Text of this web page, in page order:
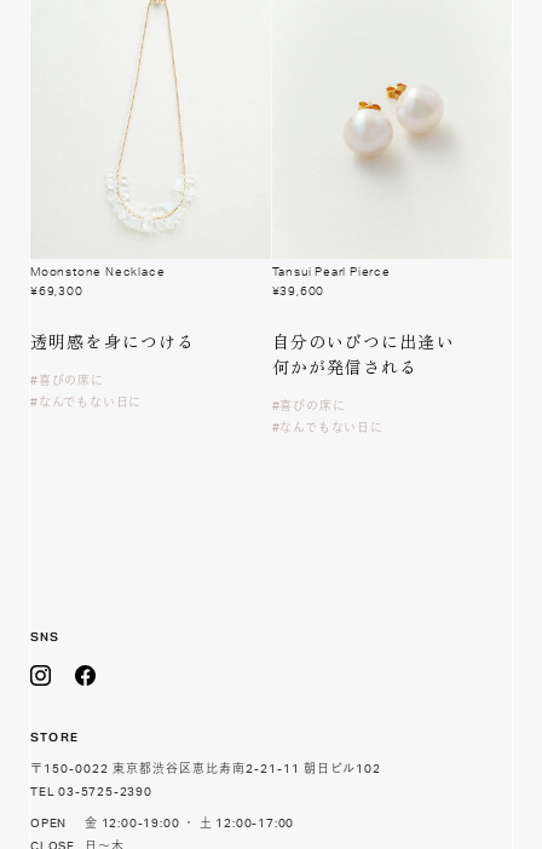
Moonstone Necklace
¥69,300
透明感を 身につける
喜びの席に
なんでもない日に
Tansui Pearl Pierce
¥39,600
自分のいびつに出逢い
何かが発信される
喜びの席に
なんでもない日に
SNS
STORE
〒150-0022 東京都渋谷区恵比寿南2-21-11 朝日ビル102
TEL 03-5725-2390
OPEN
金 12:00-19:00 ・ 土 12:00-17:00
CLOSE
日〜木